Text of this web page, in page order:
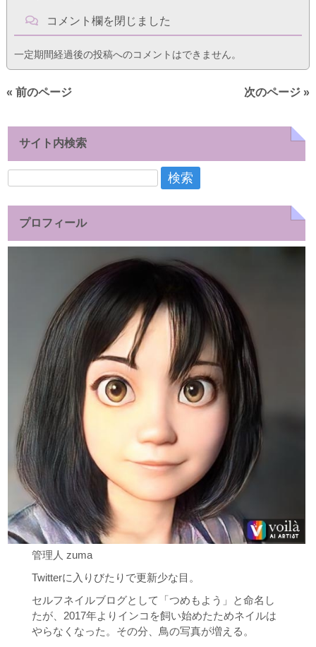
コメント欄を閉じました
一定期間経過後の投稿へのコメントはできません。
« 前のページ 次のページ »
サイト内検索
検
プロフィール
管理人 zuma
Twitterに入りびたりで更新少な目。
セルフネイルブログとして「つめもよう」と命名し
たが、2017年よりインコを飼い始めたためネイルは
やらなくなった。その分、鳥の写真が増える。